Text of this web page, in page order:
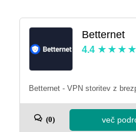
Betternet
4.4
Betternet - VPN storitev z
(0) več